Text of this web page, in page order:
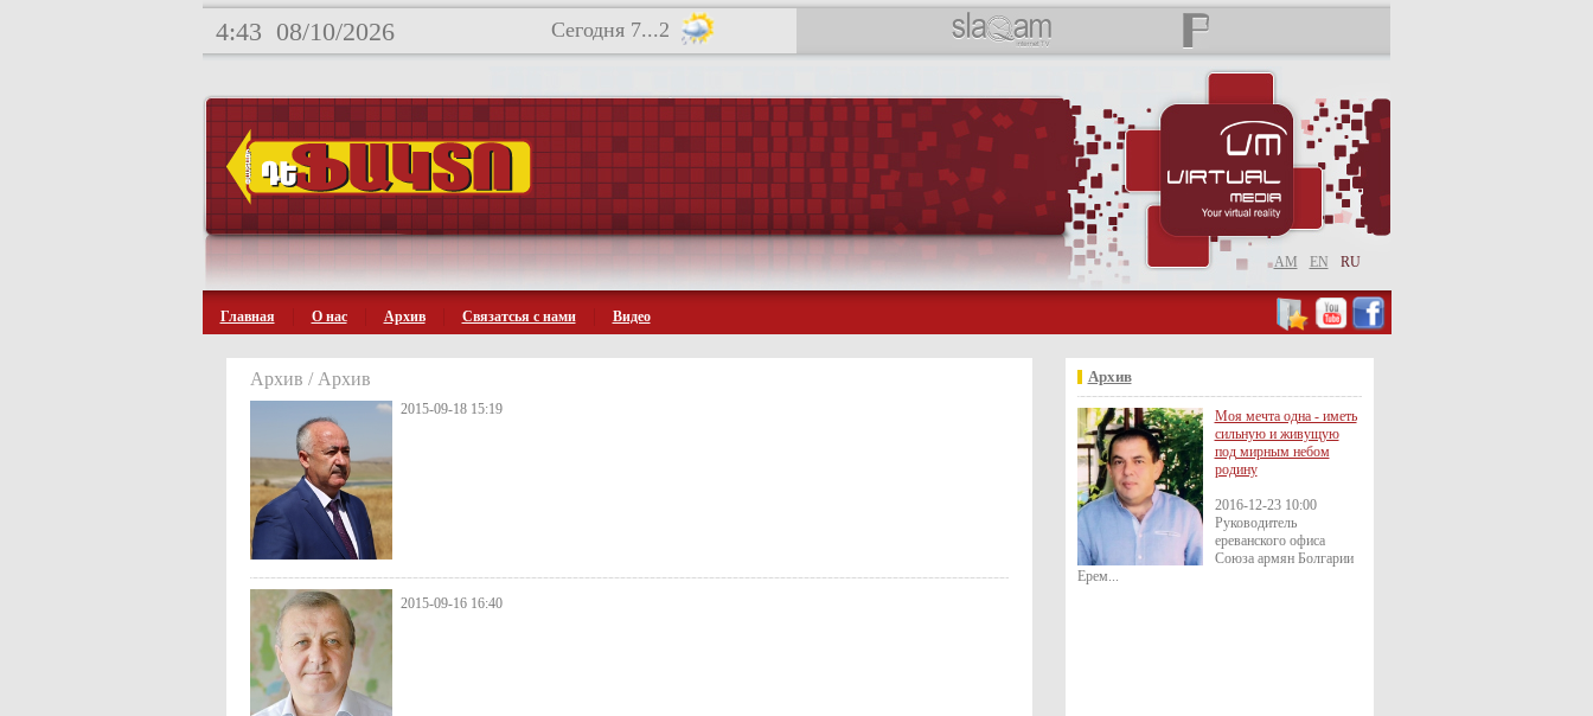
4:43 08/10/2026 Сегодня 7...2
AM EN RU
Главная О нас Архив Связатсья с нами Видео
Архив / Архив
2015-09-18 15:19
2015-09-16 16:40
Архив
Моя мечта одна - иметь
сильную и живущую
под мирным небом
родину
2016-12-23 10:00
Руководитель
ереванского офиса
Союза армян Болгарии
Ерем...